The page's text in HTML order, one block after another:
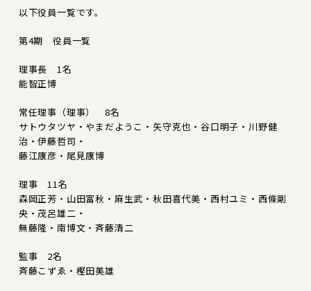
以下役員一覧です。
第4期 役員一覧
理事長 1名
能智正博
常任理事（理事） 8名
サトウタツヤ・やまだようこ・矢守克也・谷口明子・川野健
治・伊藤哲司・
藤江康彦・尾見康博
理事 11名
森岡正芳・山田富秋・麻生武・秋田喜代美・西村ユミ・西條剛
央・茂呂雄二・
無藤隆・南博文・斉藤清二
監事 2名
斉藤こずゑ・樫田美雄